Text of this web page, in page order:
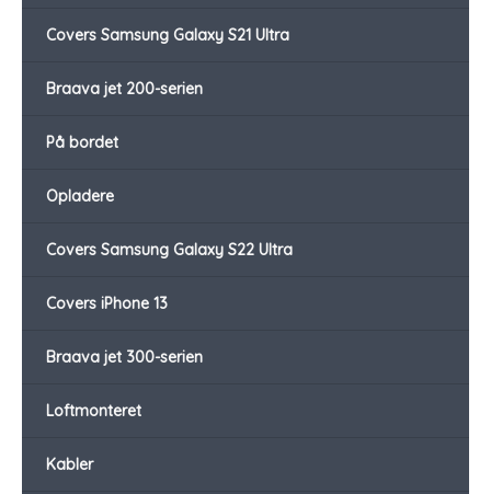
Covers Samsung Galaxy S21 Ultra
Braava jet 200-serien
På bordet
Opladere
Covers Samsung Galaxy S22 Ultra
Covers iPhone 13
Braava jet 300-serien
Loftmonteret
Kabler